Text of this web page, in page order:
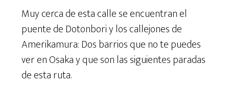
Muy cerca de esta calle se encuentran el
puente de Dotonbori y los callejones de
Amerikamura: Dos barrios que no te puedes
ver en Osaka y que son las siguientes paradas
de esta ruta.